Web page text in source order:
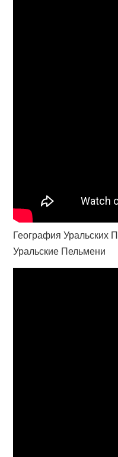
География Уральских
Уральские Пельмени